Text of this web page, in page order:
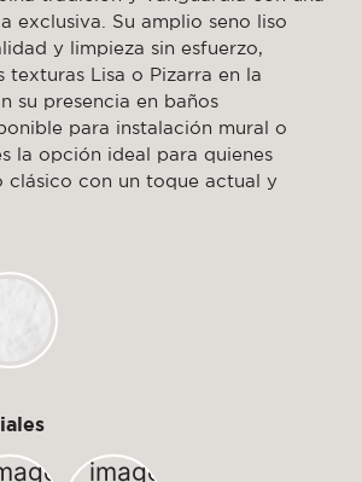
exclusiva. Su amplio seno liso
y limpieza sin esfuerzo,
texturas Lisa o Pizarra en la
su presencia en baños
para instalación mural o
la opción ideal para quienes
clásico con un toque actual y